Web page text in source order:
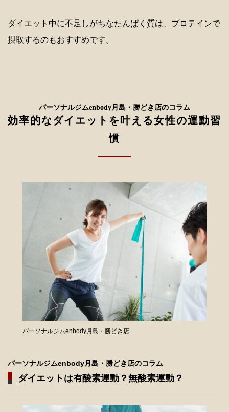
ダイエット中に不足しがちなたんぱく質は、プロテインで
摂取するのもおすすめです。
パーソナルジムenbody月島・勝どき店のコラム
効率的なダイエットを叶える女性の運動習
慣
パーソナルジムenbody月島・勝どき店
パーソナルジムenbody月島・勝どき店のコラム
ダイエットは有酸素運動？無酸素運動？